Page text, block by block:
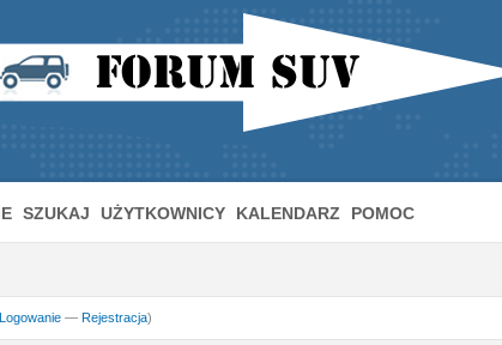
SZUKAJ UŻYTKOWNICY KALENDARZ POMOC
— Rejestracja)